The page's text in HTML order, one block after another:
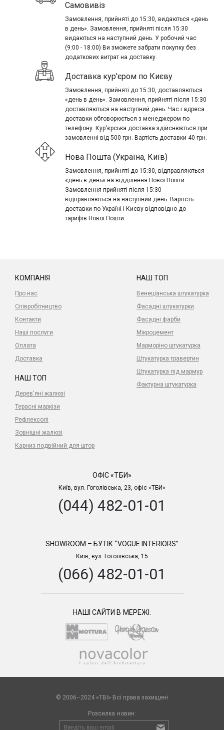
Самовивіз
Замовлення, прийняті до 15:30, видаються «день
в день». Замовлення, прийняті після 15:30
видаються на наступний день. У робочий час
(9:00 - 18:00) Ви зможете забрати покупку без
додаткових витрат на доставку.
Доставка кур'єром по Києву
Замовлення, прийняті до 15:30, доставляються
«день в день». Замовлення, прийняті після 15:30
доставляються на наступний день. Час і адреса
доставки обговорюється з менеджером по
телефону. Кур'єрська доставка здійснюється при
замовленні від 500 грн. Вартість доставки 40 грн.
Нова Пошта (Україна, Київ)
Замовлення, прийняті до 15:30, відправляються
«день в день» на відділення Нової Пошти.
Замовлення прийняті після 15:30
відправляються на наступний день. Вартість
доставки по Україні і Києву відповідно до
тарифів Нової Пошти.
КОМПАНІЯ
Про нас
Співробітництво
Контакти
Наші послуги
Оплата
Доставка
НАШ ТОП
Венеціанська штукатурка
Фасадні штукатурки
Фасадні фарби
Мікроцемент
Марморіно штукатурка
Штукатурка травертин
Штукатурка під мармур
Фактурна штукатурка
НАШ ТОП
Дерев'яні жалюзі
Терасні маркізи
Рефлексолі
Зовнішні жалюзі
Карниз подвійний для штор
ОФІС «ТБИ»
Київ, вул. Гоголівська, 23, офіс «ТБИ»
(044) 482-01-01
SHOWROOM – БУТІК “VOGUE INTERIORS”
Київ, вул. Гоголівська, 15
(066) 482-01-01
НАШІ САЙТИ В МЕРЕЖІ:
© 2006–2024 «TBI» Всі права захищені
Розсилка новин: